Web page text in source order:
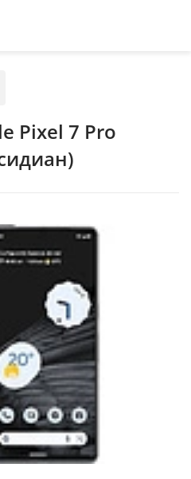
Pixel 7 Pro